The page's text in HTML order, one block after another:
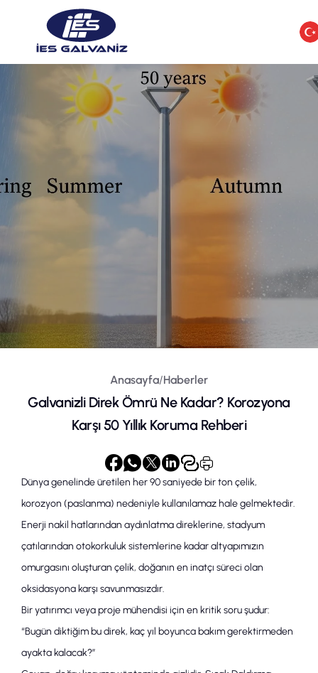
Anasayfa
Şirket Politikalarımız
İletişim
Anasayfa/Haberler
Galvanizli Direk Ömrü Ne Kadar? Korozyona
Karşı 50 Yıllık Koruma Rehberi
Dünya genelinde üretilen her 90 saniyede bir ton çelik,
korozyon (paslanma) nedeniyle kullanılamaz hale gelmektedir.
Enerji nakil hatlarından aydınlatma direklerine, stadyum
çatılarından otokorkuluk sistemlerine kadar altyapımızın
omurgasını oluşturan çelik, doğanın en inatçı süreci olan
oksidasyona karşı savunmasızdır.
Bir yatırımcı veya proje mühendisi için en kritik soru şudur:
“Bugün diktiğim bu direk, kaç yıl boyunca bakım gerektirmeden
ayakta kalacak?”